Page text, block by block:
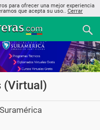
para ofrecer una mejor experiencia
que acepta su uso.. Cerrar
(Virtual)